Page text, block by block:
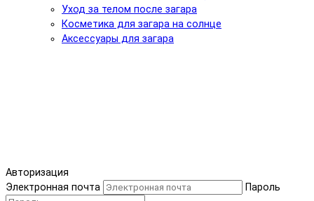
Уход за телом после загара
Косметика для загара на солнце
Аксессуары для загара
Авторизация
Электронная почта
Пароль